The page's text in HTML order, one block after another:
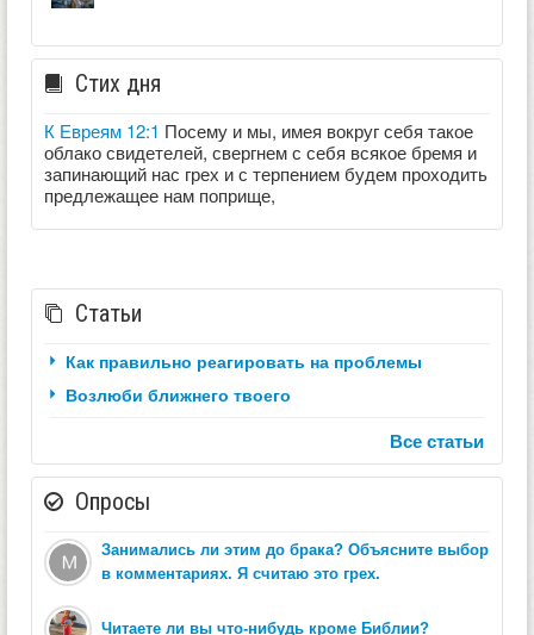
Стих дня
К Евреям 12:1 Посему и мы, имея вокруг себя такое
облако свидетелей, свергнем с себя всякое бремя и
запинающий нас грех и с терпением будем проходить
предлежащее нам поприще,
Статьи
Как правильно реагировать на проблемы
Возлюби ближнего твоего
Все статьи
Опросы
Занимались ли этим до брака? Объясните выбор
в комментариях. Я считаю это грех.
Читаете ли вы что-нибудь кроме Библии?